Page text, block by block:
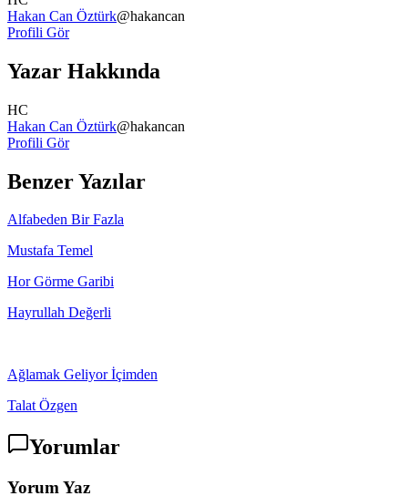
Hakan Can Öztürk@hakancan
Profili Gör
Yazar Hakkında
HC
Hakan Can Öztürk@hakancan
Profili Gör
Benzer Yazılar
Alfabeden Bir Fazla
Mustafa Temel
Hor Görme Garibi
Hayrullah Değerli
Ağlamak Geliyor İçimden
Talat Özgen
Yorumlar
Yorum Yaz